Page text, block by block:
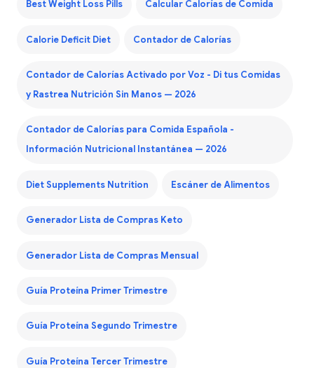
Best Weight Loss Pills Calcular Calorías de Comida
Calorie Deficit Diet Contador de Calorías
Contador de Calorías Activado por Voz - Di tus Comidas
y Rastrea Nutrición Sin Manos — 2026
Contador de Calorías para Comida Española -
Información Nutricional Instantánea — 2026
Diet Supplements Nutrition Escáner de Alimentos
Generador Lista de Compras Keto
Generador Lista de Compras Mensual
Guía Proteína Primer Trimestre
Guía Proteína Segundo Trimestre
Guía Proteína Tercer Trimestre